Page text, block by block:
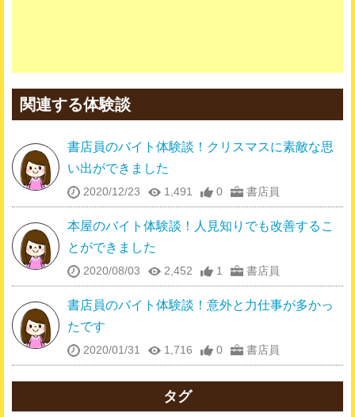
関連する体験談
書店員のバイト体験談！クリスマスに素敵な思
い出ができました
2020/12/23 1,491 0 書店員
本屋のバイト体験談！人見知りでも改善するこ
とができました
2020/08/03 2,452 1 書店員
書店員のバイト体験談！意外と力仕事が多かっ
たです
2020/01/31 1,716 0 書店員
タグ